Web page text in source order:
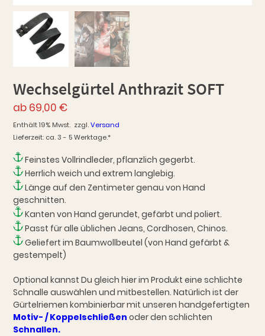
Wechselgürtel Anthrazit SOFT
ab 69,00€
Enthält 19% Mwst. zzgl.Versand
Lieferzeit: ca. 3 - 5 Werktage.*
Feinstes Vollrindleder, pflanzlich gegerbt.
Herrlich weich und extrem langlebig.
Länge auf den Zentimeter genau von Hand
geschnitten.
Kanten von Hand gerundet, gefärbt und poliert.
Passt für alle üblichen Jeans, Cordhosen, Chinos.
Geliefert im Baumwollbeutel (von Hand gefärbt &
gestempelt)
Optional kannst Du gleich hier im Produkt eine schlichte
Schnalle auswählen und mitbestellen. Natürlich ist der
Gürtelriemen kombinierbar mit unseren handgefertigten
Motiv- / Koppelschließenoder den schlichten
Schnallen.